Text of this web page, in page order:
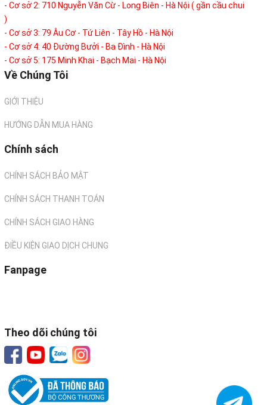
- Cơ sở 2: 710 Nguyễn Văn Cừ - Long Biên - Hà Nội ( gần cầu chui
)
- Cơ sở 3: 79 Âu Cơ - Tứ Liên - Tây Hồ - Hà Nội
- Cơ sở 4: 40 Đường Bưởi - Ba Đình - Hà Nội
- Cơ sở 5: 175 Minh Khai - Bạch Mai - Hà Nội
Về Chúng Tôi
GIỚI THIỆU
HƯỚNG DẪN MUA HÀNG
Chính sách
CHÍNH SÁCH BẢO MẬT
CHÍNH SÁCH THANH TOÁN
CHÍNH SÁCH GIAO HÀNG
ĐIỀU KIỆN GIAO DỊCH CHUNG
Fanpage
Theo dõi chúng tôi